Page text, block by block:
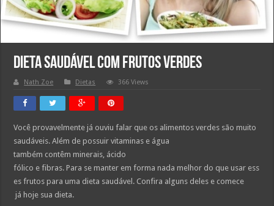
Dieta saudável com frutos verdes
Nath Zoe Dietas 366 Views
Você provavelmente já ouviu falar que os alimentos verdes são muito
saudáveis. Além de possuir vitaminas e água
também contêm minerais, ácido
fólico e fibras. Para se manter em forma nada melhor do que usar ess
es frutos para uma dieta saudável. Confira alguns deles e comece
já hoje sua dieta.